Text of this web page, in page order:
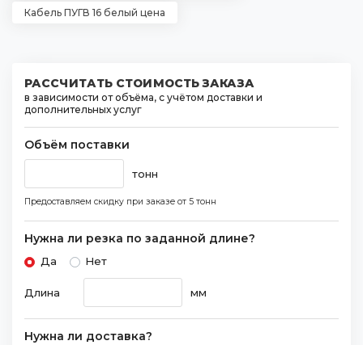
Кабель ПУГВ 16 белый цена
РАССЧИТАТЬ СТОИМОСТЬ ЗАКАЗА
в зависимости от объёма, с учётом доставки и
дополнительных услуг
Объём поставки
тонн
Предоставляем скидку при заказе от 5 тонн
Нужна ли резка по заданной длине?
Да Нет
Длина мм
Нужна ли доставка?